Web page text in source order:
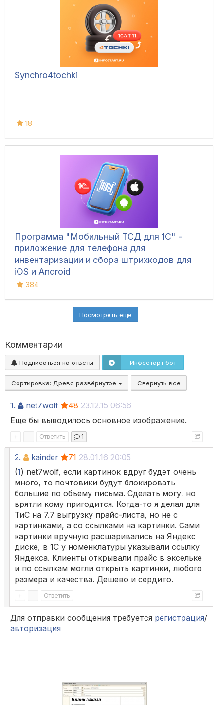
Synchro4tochki
18
Программа "Мобильный ТСД для 1С" -
приложение для телефона для
инвентаризации и сбора штрихкодов для
iOS и Android
384
Посмотреть ещё
Комментарии
Подписаться на ответы Инфостарт бот
Сортировка: Древо развёрнутое Свернуть все
1. net7wolf 48 23.12.15 06:56
Еще бы выводилось основное изображение.
+ – Ответить 1
2. kainder 71 28.01.16 20:05
(1) net7wolf, если картинок вдруг будет очень
много, то почтовики будут блокировать
большие по объему письма. Сделать могу, но
врятли кому пригодится. Когда-то я делал для
ТиС на 7.7 выгрузку прайс-листа, но не с
картинками, а со ссылками на картинки. Сами
картинки вручную расшаривались на Яндекс
диске, в 1С у номенклатуры указывали ссылку
Яндекса. Клиенты открывали прайс в эксельке
и по ссылкам могли открыть картинки, любого
размера и качества. Дешево и сердито.
+ – Ответить
Для отправки сообщения требуется регистрация/
авторизация